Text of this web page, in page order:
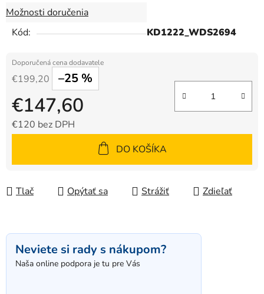
Možnosti doručenia
Kód:
KD1222_WDS2694
€199,20 –25 %
€147,60
€120 bez DPH
DO KOŠÍKA
Tlač Opýtať sa Strážiť Zdieľať
Neviete si rady s nákupom?
Naša online podpora je tu pre Vás